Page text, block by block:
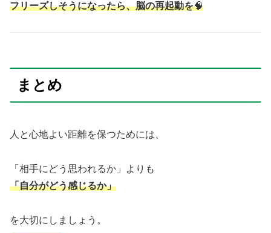
フリーズしそうになったら、脳の再起動を🧠
まとめ
人と心地よい距離を保つためには、
「相手にどう思われるか」よりも
「自分がどう感じるか」
を大切にしましょう。